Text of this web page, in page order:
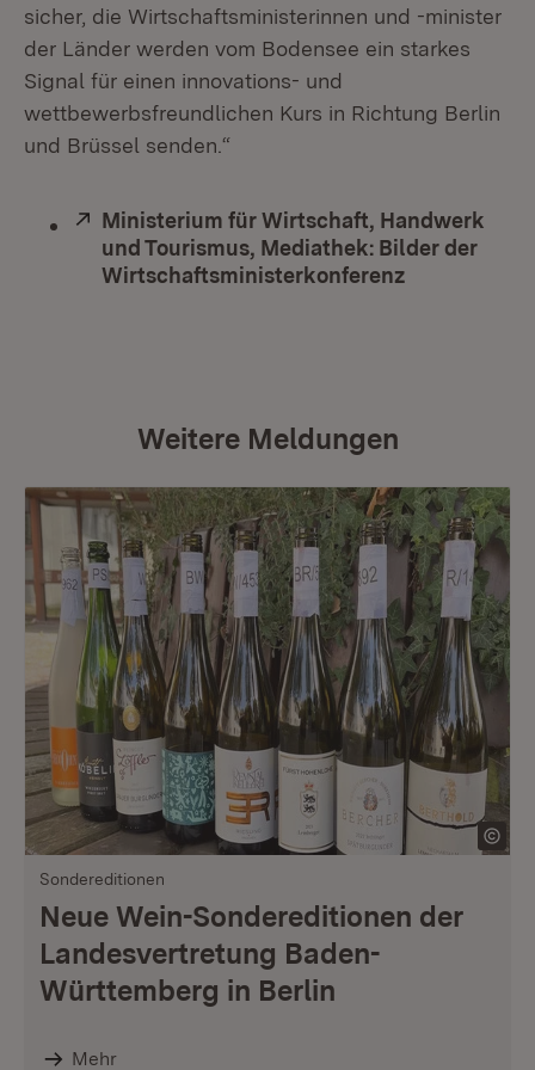
sicher, die Wirtschaftsministerinnen und -minister
der Länder werden vom Bodensee ein starkes
Signal für einen innovations- und
wettbewerbsfreundlichen Kurs in Richtung Berlin
und Brüssel senden.“
Extern:
Ministerium für Wirtschaft, Handwerk
und Tourismus, Mediathek: Bilder der
Wirtschaftsministerkonferenz
Weitere Meldungen
Sondereditionen
Neue Wein-Sondereditionen der
Landesvertretung Baden-
Württemberg in Berlin
Mehr